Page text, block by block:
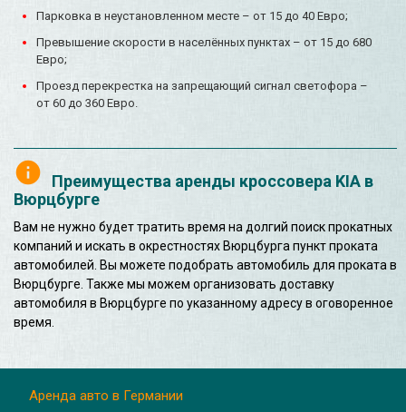
Парковка в неустановленном месте – от 15 до 40 Евро;
Превышение скорости в населённых пунктах – от 15 до 680
Евро;
Проезд перекрестка на запрещающий сигнал светофора –
от 60 до 360 Евро.
Преимущества аренды кроссовера KIA в
Вюрцбурге
Вам не нужно будет тратить время на долгий поиск прокатных
компаний и искать в окрестностях Вюрцбурга пункт проката
автомобилей. Вы можете подобрать автомобиль для проката в
Вюрцбурге. Также мы можем организовать доставку
автомобиля в Вюрцбурге по указанному адресу в оговоренное
время.
Аренда авто в Германии